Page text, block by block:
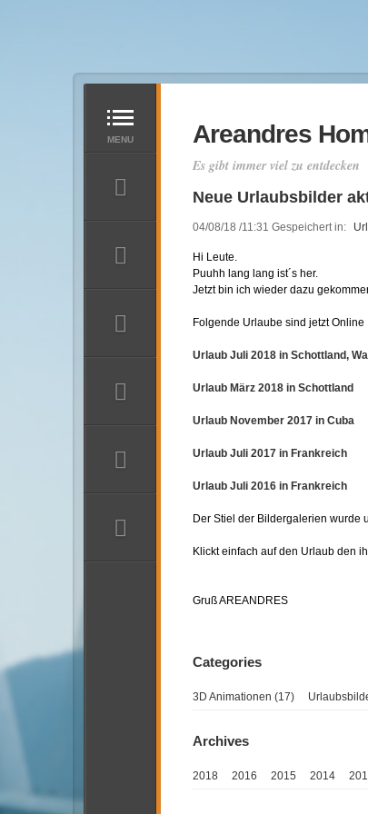
Startseite
3D WELTEN
3D Bilder
Making of Whiskeyglas
DIE PIKTEN
Die Pikten Teil 1
Die Pikten Teil 2
Das ist Irland
Bildergalerien Übersicht
Urlaub März 2018
Urlaub November 2017
Urlaub Juli 2017
Urlaub Sept 2015
Areandres
Es gibt immer viel zu entdecken
Neue Urlaubsbilder
04/08/18 /11:31 Gespeichert in:
Hi Leute.
Puuhh lang lang ist´s her.
Jetzt bin ich wieder dazu
Folgende Urlaube sind jetzt Online
Urlaub Juli 2018 in Schottland,
Urlaub März 2018 in Schottland
Urlaub November 2017 in Cuba
Urlaub Juli 2017 in Frankreich
Urlaub Juli 2016 in Frankreich
Der Stiel der Bildergalerien wurde
Klickt einfach auf den Urlaub den
Gruß AREANDRES
3D Animationen (17)
2018 2016 2015 2014